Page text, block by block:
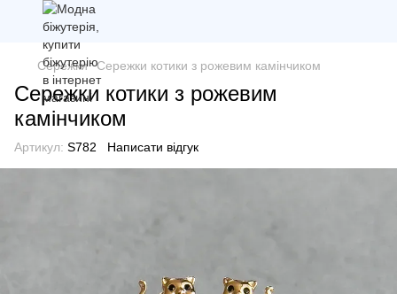
Сережки Сережки котики з рожевим камінчиком
Сережки котики з рожевим
камінчиком
Артикул: S782 Написати відгук